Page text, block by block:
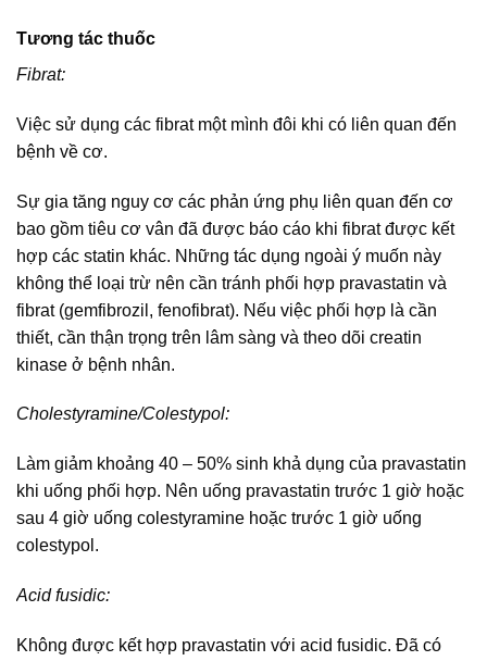
Tương tác thuốc
Fibrat:
Việc sử dụng các fibrat một mình đôi khi có liên quan đến
bệnh về cơ.
Sự gia tăng nguy cơ các phản ứng phụ liên quan đến cơ
bao gồm tiêu cơ vân đã được báo cáo khi fibrat được kết
hợp các statin khác. Những tác dụng ngoài ý muốn này
không thể loại trừ nên cần tránh phối hợp pravastatin và
fibrat (gemfibrozil, fenofibrat). Nếu việc phối hợp là cần
thiết, cần thận trọng trên lâm sàng và theo dõi creatin
kinase ở bệnh nhân.
Cholestyramine/Colestypol:
Làm giảm khoảng 40 – 50% sinh khả dụng của pravastatin
khi uống phối hợp. Nên uống pravastatin trước 1 giờ hoặc
sau 4 giờ uống colestyramine hoặc trước 1 giờ uống
colestypol.
Acid fusidic:
Không được kết hợp pravastatin với acid fusidic. Đã có